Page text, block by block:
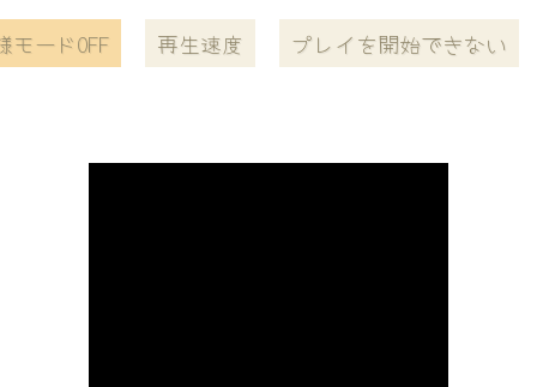
モードOFF 再生速度 プレイを開始できない